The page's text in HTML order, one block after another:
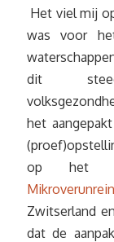
Het viel mij
was voor
dit
het
op het
Zwitserland
dat de